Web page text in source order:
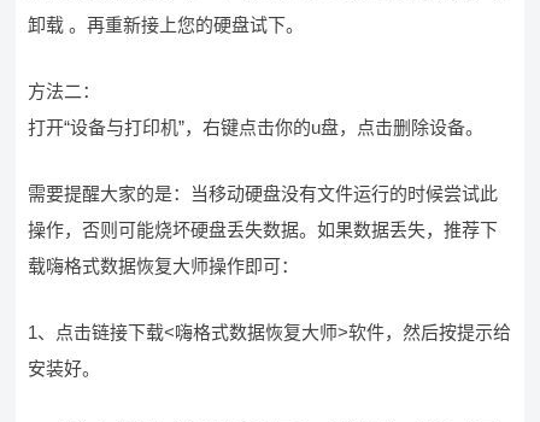
卸载 。再重新接上您的硬盘试下。
方法二：
打开“设备与打印机”，右键点击你的u盘，点击删除设备。
需要提醒大家的是：当移动硬盘没有文件运行的时候尝试此
操作，否则可能烧坏硬盘丢失数据。如果数据丢失，推荐下
载嗨格式数据恢复大师操作即可：
1、点击链接下载<嗨格式数据恢复大师>软件，然后按提示给
安装好。